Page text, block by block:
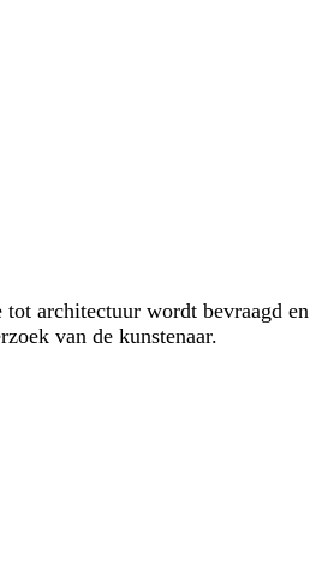
architectuur wordt bevraagd en
van de kunstenaar.